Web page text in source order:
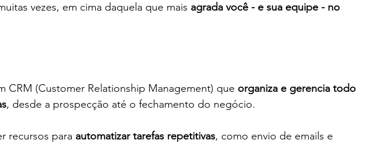
vezes, em cima daquela que mais agrada você - e sua equipe - no
CRM (Customer Relationship Management) que organiza e gerencia todo
, desde a prospecção até o fechamento do negócio.
recursos para automatizar tarefas repetitivas, como envio de emails e